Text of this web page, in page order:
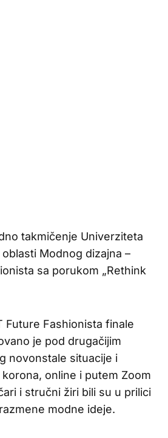
takmičenje Univerziteta
Modnog dizajna –
sa porukom „Rethink
Future Fashionista finale
je pod drugačijim
novonstale situacije i
online i putem Zoom
i stručni žiri bili su u prilici
modne ideje.